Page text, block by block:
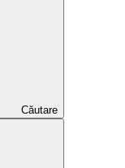
Căutare